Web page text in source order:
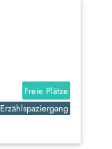
Freie Plätze
Erzählspaziergang